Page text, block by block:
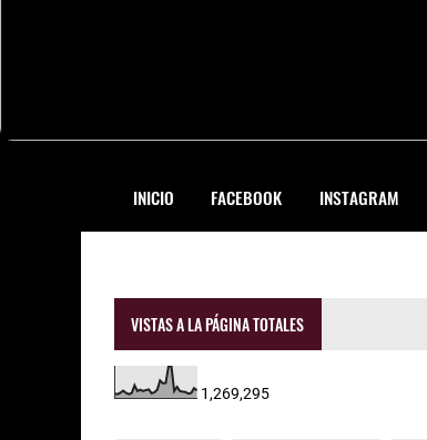
INICIO FACEBOOK INSTAGRAM
VISTAS A LA PÁGINA TOTALES
1,269,295